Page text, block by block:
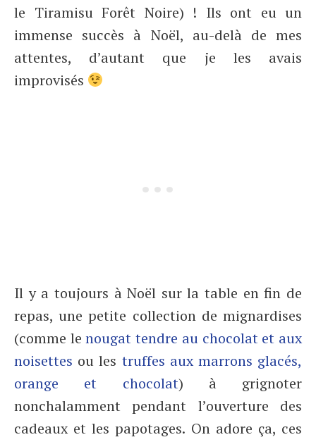
le Tiramisu Forêt Noire) ! Ils ont eu un
immense succès à Noël, au-delà de mes
attentes, d’autant que je les avais
improvisés
Il y a toujours à Noël sur la table en fin de
repas, une petite collection de mignardises
(comme lenougat tendre au chocolat et aux
noisettes ou les truffes aux marrons glacés,
orange et chocolat) à grignoter
nonchalamment pendant l’ouverture des
cadeaux et les papotages. On adore ça, ces